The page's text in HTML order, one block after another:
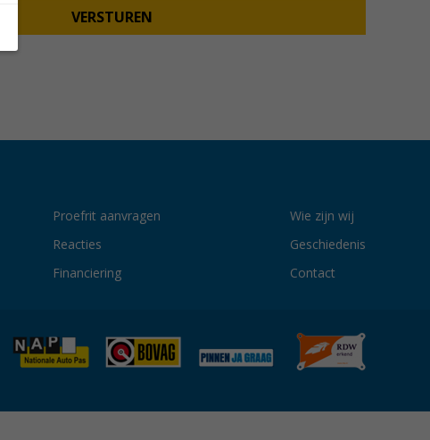
VERSTUREN
Proefrit aanvragen
Reacties
Financiering
Wie zijn wij
Geschiedenis
Contact